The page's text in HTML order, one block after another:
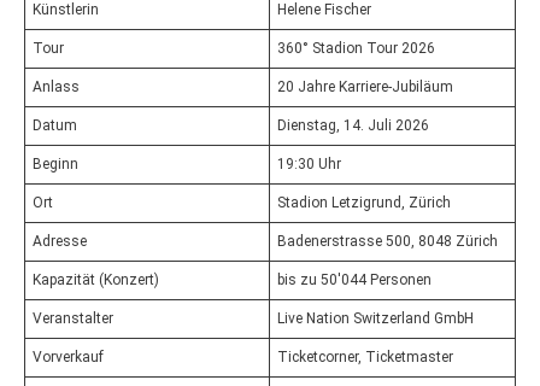
Künstlerin Helene Fischer
Tour 360° Stadion Tour 2026
Anlass 20 Jahre Karriere-Jubiläum
Datum Dienstag, 14. Juli 2026
Beginn 19:30 Uhr
Ort Stadion Letzigrund, Zürich
Adresse Badenerstrasse 500, 8048 Zürich
Kapazität (Konzert) bis zu 50'044 Personen
Veranstalter Live Nation Switzerland GmbH
Vorverkauf Ticketcorner, Ticketmaster